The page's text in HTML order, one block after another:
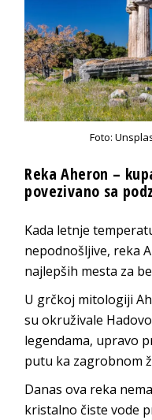
Foto:
Reka Aheron –
povezivano sa
Kada letnje
nepodnošljive, reka
najlepših mesta za
U grčkoj mitologiji
su okruživale
legendama, upravo
putu ka zagrobnom
Danas ova reka
kristalno čiste vode